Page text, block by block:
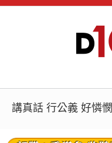
講真話 行公義 好憐憫